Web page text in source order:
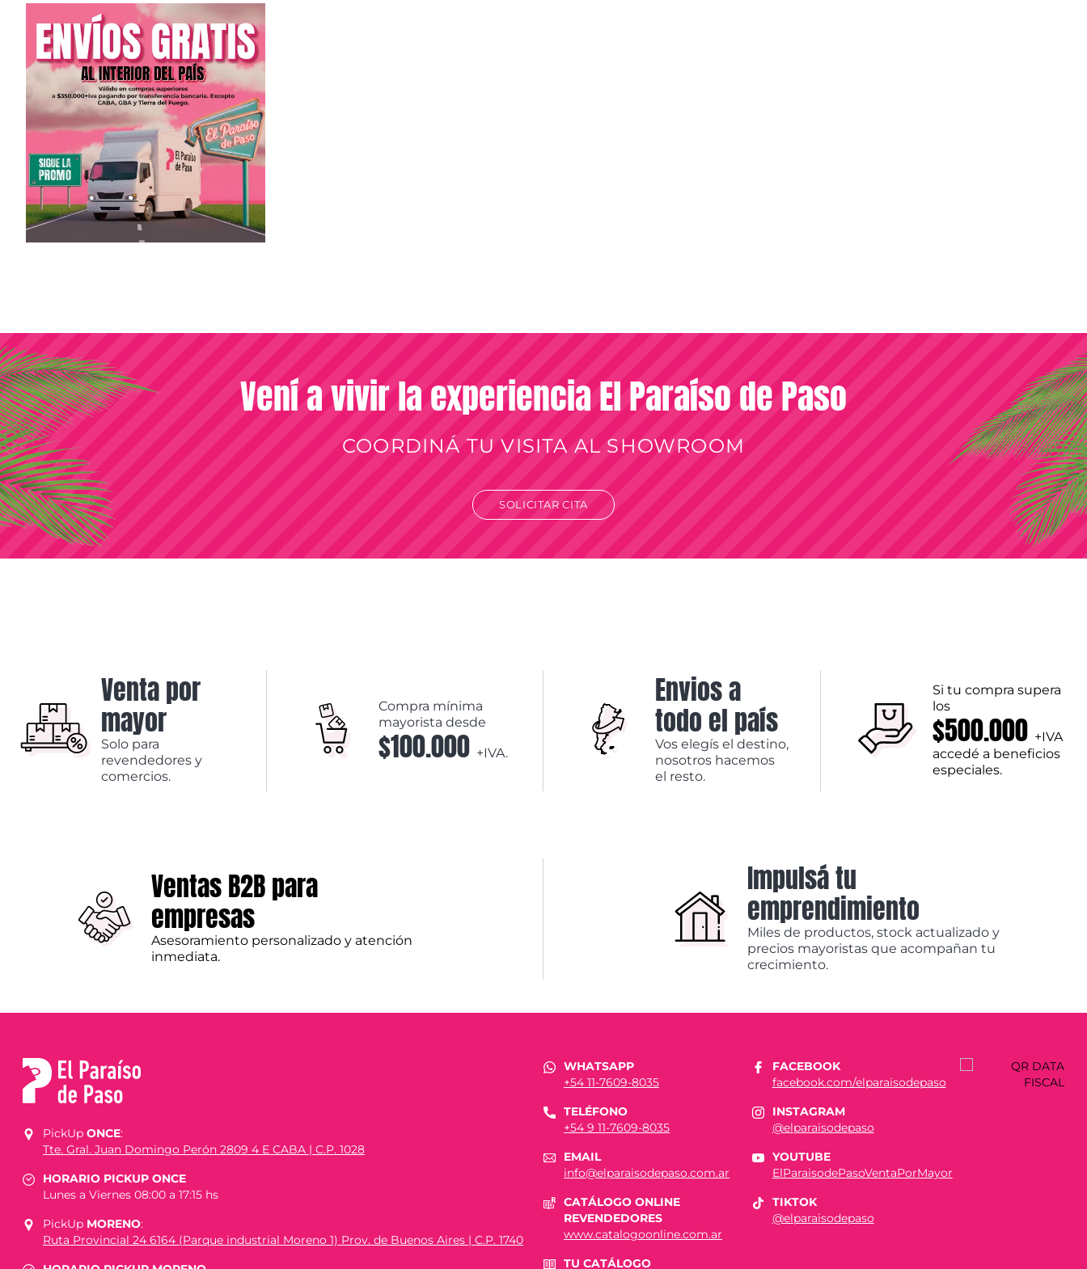
Vení a vivir la experiencia El Paraíso de Paso
COORDINÁ TU VISITA AL SHOWROOM
SOLICITAR CITA
Venta por
mayor
Solo para
revendedores y
comercios.
Compra mínima
mayorista desde
$100.000 +IVA.
Envios a
todo el país
Vos elegís el destino,
nosotros hacemos
el resto.
Si tu compra supera
los
$500.000 +IVA
accedé a beneficios
especiales.
Ventas B2B para
empresas
Asesoramiento personalizado y atención
inmediata.
Impulsá tu
emprendimiento
Miles de productos, stock actualizado y
precios mayoristas que acompañan tu
crecimiento.
PickUp ONCE:
Tte. Gral. Juan Domingo Perón 2809 4 E CABA | C.P. 1028
HORARIO PICKUP ONCE
Lunes a Viernes 08:00 a 17:15 hs
PickUp MORENO:
Ruta Provincial 24 6164 (Parque industrial Moreno 1) Prov. de Buenos Aires | C.P. 1740
WHATSAPP
+54 11-7609-8035
TELÉFONO
+54 9 11-7609-8035
EMAIL
info@elparaisodepaso.com.ar
CATÁLOGO ONLINE
REVENDEDORES
www.catalogoonline.com.ar
TU CATÁLOGO
FACEBOOK
facebook.com/elparaisodepaso
INSTAGRAM
@elparaisodepaso
YOUTUBE
ElParaisodePasoVentaPorMayor
TIKTOK
@elparaisodepaso